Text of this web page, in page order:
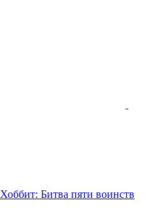
Хоббит: Битва пяти воинств